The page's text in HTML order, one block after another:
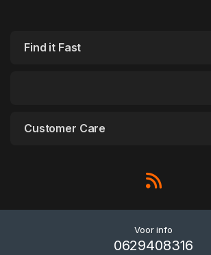
Find it Fast
Customer Care
Voor info
0629408316